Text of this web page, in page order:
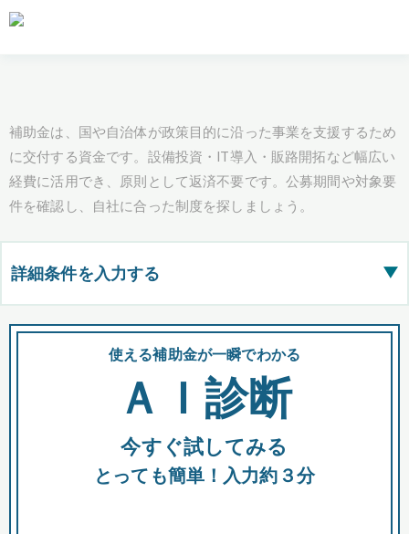
補助金は、国や自治体が政策目的に沿った事業を支援するため
に交付する資金です。設備投資・IT導入・販路開拓など幅広い
経費に活用でき、原則として返済不要です。公募期間や対象要
件を確認し、自社に合った制度を探しましょう。
詳細条件を入力する ▶
都道府県
全国の検索結果を含めて表示
助成金 融資 出資
使える補助金が一瞬でわかる
ＡＩ診断
今すぐ試してみる
とっても簡単！入力約３分